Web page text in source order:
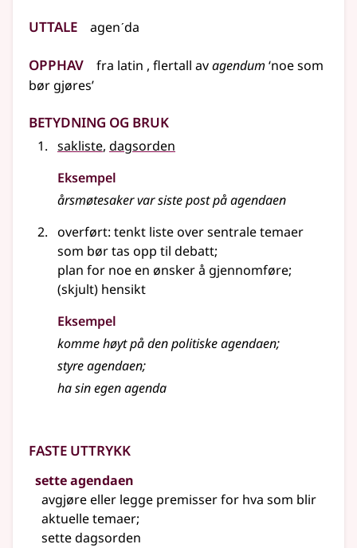
Uttale agenˊda
Opphav fra latin , flertall avagendum ‘noe som
bør gjøres’
Betydning og bruk
sakliste, dagsorden
Eksempel
årsmøtesaker var siste post på agendaen
overført: tenkt liste over sentrale temaer
som bør tas opp til debatt;
plan for noe en ønsker å gjennomføre;
(skjult) hensikt
Eksempel
komme høyt på den politiske agendaen;
styre agendaen;
ha sin egen agenda
Faste uttrykk
sette agendaen
avgjøre eller legge premisser for hva som blir
aktuelle temaer;
sette dagsorden